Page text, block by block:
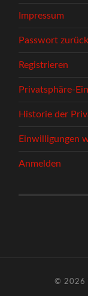
Impressum
Passwort
Registrieren
Privatsphäre-
Historie der
Einwilligungen
Anmelden
© 2026